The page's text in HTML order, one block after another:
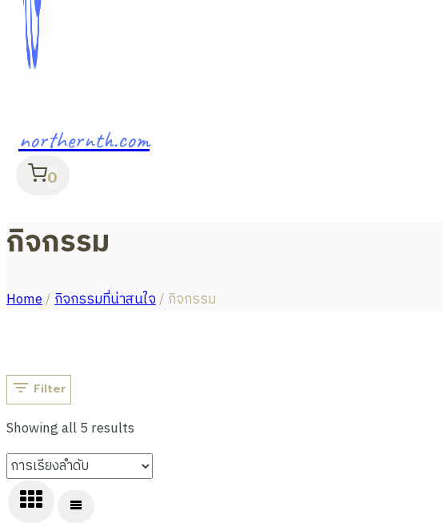
northernth.com
0
กิจกรรม
Home/กิจกรรมที่น่าสนใจ/ กิจกรรม
Filter
Showing all 5 results